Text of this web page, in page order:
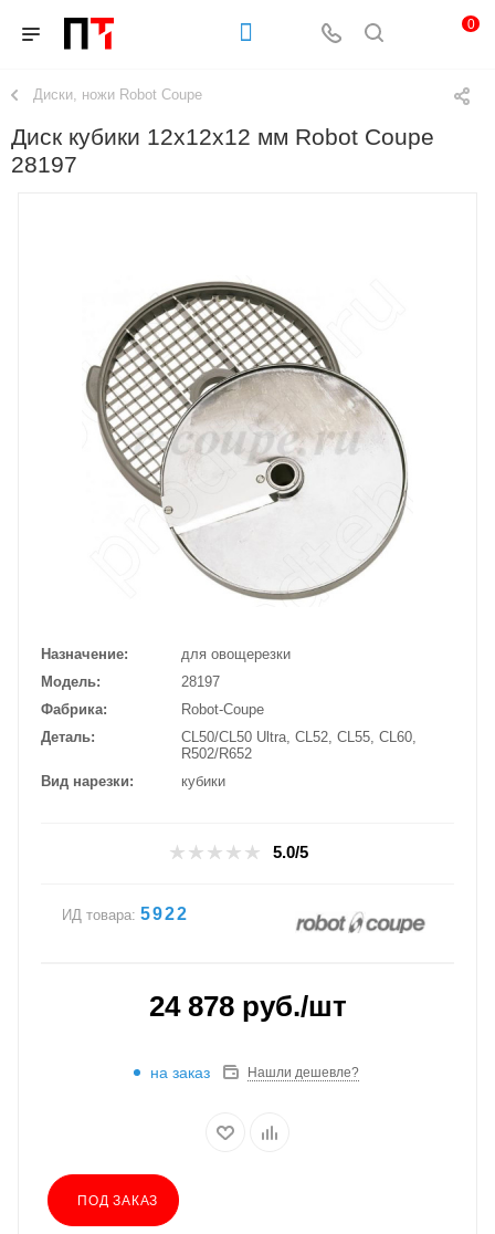
0
Диски, ножи Robot Coupe
Диск кубики 12х12х12 мм Robot Coupe
28197
Назначение
для овощерезки
Модель
28197
Фабрика
Robot-Coupe
Деталь
CL50/CL50 Ultra, CL52, CL55, CL60,
R502/R652
Вид нарезки
кубики
5.0/5
ИД товара: 5922
24 878руб./шт
на заказ Нашли дешевле?
ПОД ЗАКАЗ